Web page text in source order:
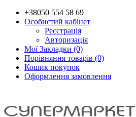
+38050 554 58 69
Особистий кабінет
Реєстрація
Авторизація
Мої Закладки (0)
Порівняння товарів (0)
Кошик покупок
Оформлення замовлення